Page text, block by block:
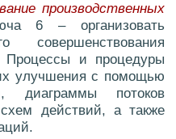
производственных
6 – организовать
совершенствования
Процессы и процедуры
улучшения с помощью
диаграммы потоков
действий, а также